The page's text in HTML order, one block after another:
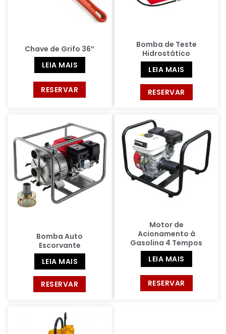
Chave de Grifo 36″
LEIA MAIS
RESERVAR
Bomba de Teste
Hidrostático
LEIA MAIS
RESERVAR
Bomba Auto
Escorvante
LEIA MAIS
RESERVAR
Motor de
Acionamento à
Gasolina 4 Tempos
LEIA MAIS
RESERVAR